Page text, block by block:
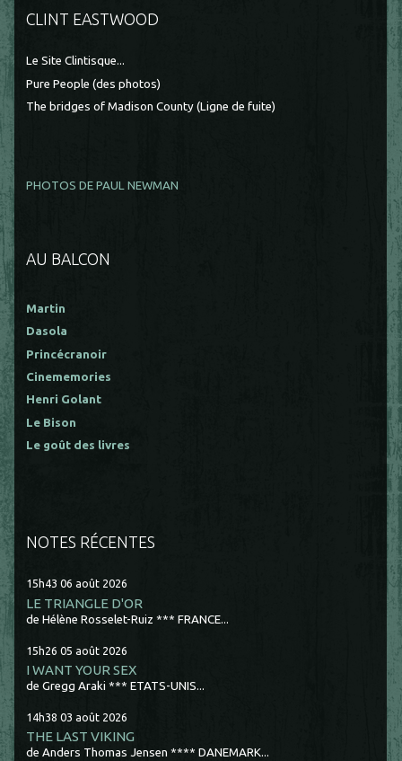
CLINT EASTWOOD
Le Site Clintisque...
Pure People (des photos)
The bridges of Madison County (Ligne de fuite)
PHOTOS DE PAUL NEWMAN
AU BALCON
Martin
Dasola
Princécranoir
Cinememories
Henri Golant
Le Bison
Le goût des livres
NOTES RÉCENTES
15h43 06 août 2026
LE TRIANGLE D'OR
de Hélène Rosselet-Ruiz *** FRANCE...
15h26 05 août 2026
I WANT YOUR SEX
de Gregg Araki *** ETATS-UNIS...
14h38 03 août 2026
THE LAST VIKING
de Anders Thomas Jensen **** DANEMARK...